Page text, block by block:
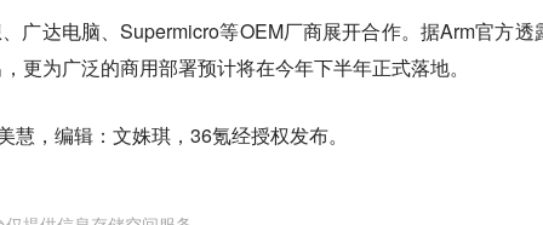
广达电脑、Supermicro等OEM厂商展开合作。据Arm官方透
更为广泛的商用部署预计将在今年下半年正式落地。
慧，编辑：文姝琪，36氪经授权发布。